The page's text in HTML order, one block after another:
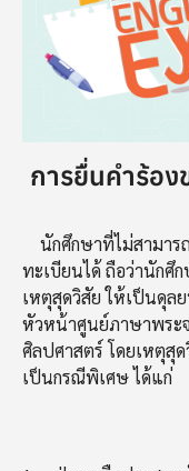
การยื่นคำร้อ
นักศึกษาที่ไม่สามาร
ทะเบียนได้ ถือว่านักศึ
เหตุสุดวิสัย ให้เป็นดุล
หัวหน้าศูนย์ภาษาพระ
ศิลปศาสตร์ โดยเหตุสุ
เป็นกรณีพิเศษ ได้แก่